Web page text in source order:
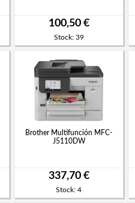
100,50 €
Stock: 39
Brother Multifunción MFC-
J5110DW
337,70 €
Stock: 4